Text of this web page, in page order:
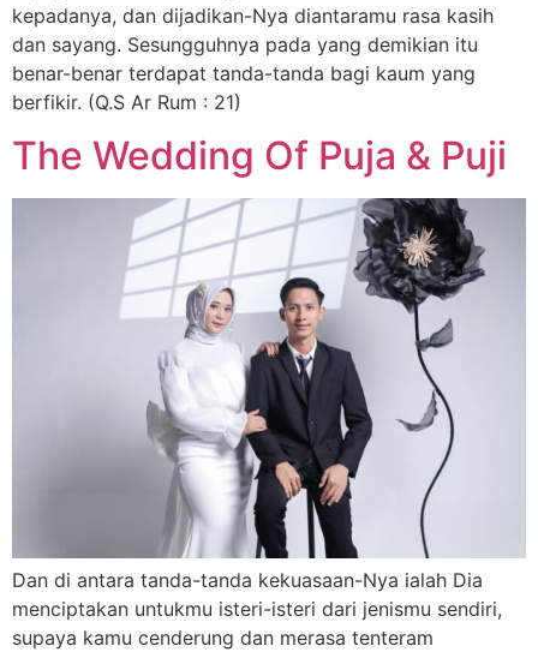
kepadanya, dan dijadikan-Nya diantaramu rasa kasih
dan sayang. Sesungguhnya pada yang demikian itu
benar-benar terdapat tanda-tanda bagi kaum yang
berfikir. (Q.S Ar Rum : 21)
The Wedding Of Puja & Puji
Dan di antara tanda-tanda kekuasaan-Nya ialah Dia
menciptakan untukmu isteri-isteri dari jenismu sendiri,
supaya kamu cenderung dan merasa tenteram